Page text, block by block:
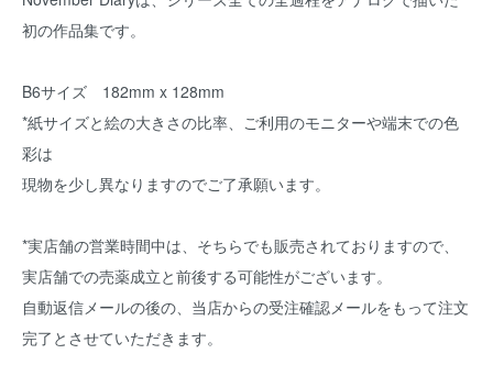
初の作品集です。
B6サイズ 182mm x 128mm
*紙サイズと絵の大きさの比率、ご利用のモニターや端末での色
彩は
現物を少し異なりますのでご了承願います。
*実店舗の営業時間中は、そちらでも販売されておりますので、
実店舗での売薬成立と前後する可能性がございます。
自動返信メールの後の、当店からの受注確認メールをもって注文
完了とさせていただきます。